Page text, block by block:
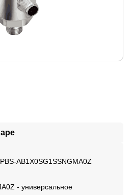
AB1X0SG1SSNGMA0Z
- универсальное